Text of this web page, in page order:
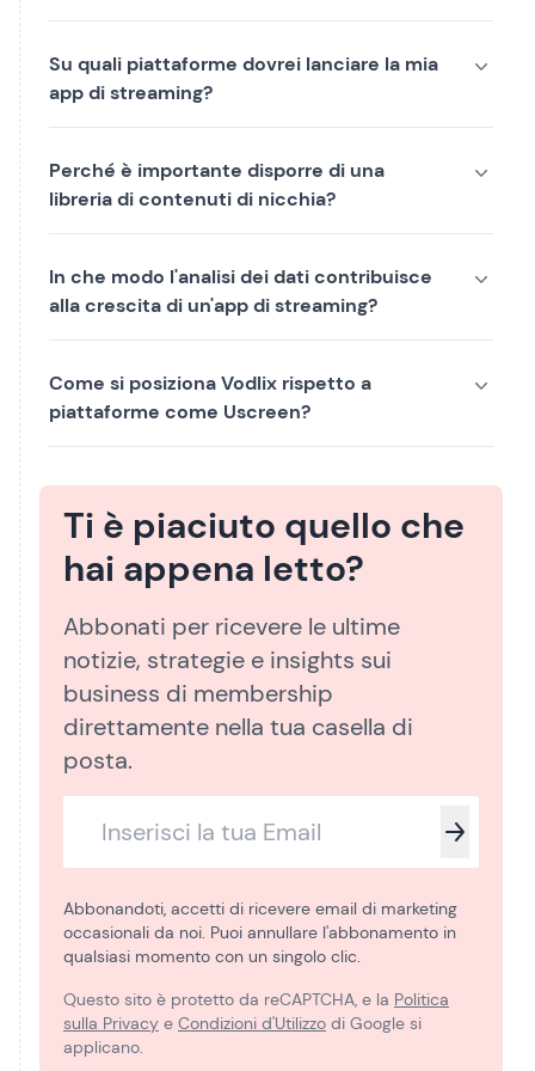
Su quali piattaforme dovrei lanciare la mia
app di streaming?
Perché è importante disporre di una
libreria di contenuti di nicchia?
In che modo l'analisi dei dati contribuisce
alla crescita di un'app di streaming?
Come si posiziona Vodlix rispetto a
piattaforme come Uscreen?
Ti è piaciuto quello che
hai appena letto?
Abbonati per ricevere le ultime
notizie, strategie e insights sui
business di membership
direttamente nella tua casella di
posta.
Abbonandoti, accetti di ricevere email di marketing
occasionali da noi. Puoi annullare l'abbonamento in
qualsiasi momento con un singolo clic.
Questo sito è protetto da reCAPTCHA, e la Politica
sulla Privacy e Condizioni d'Utilizzo di Google si
applicano.